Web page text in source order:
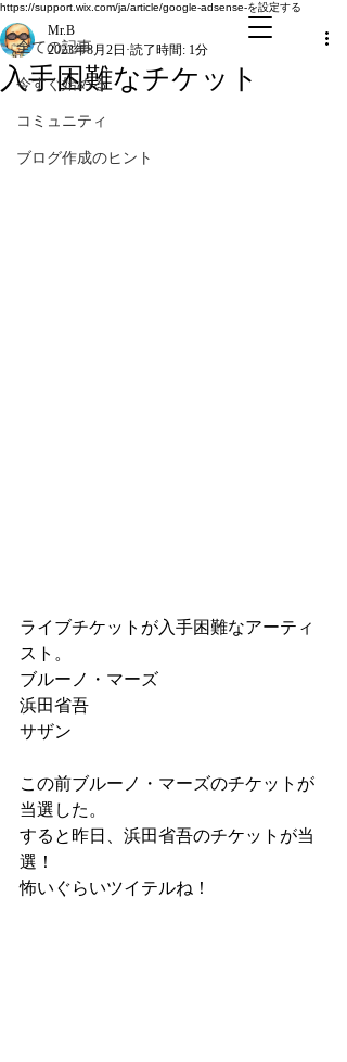
https://support.wix.com/ja/article/google-adsense-を設定する
全ての記事
今すぐ始める
コミュニティ
ブログ作成のヒント
入手困難なチケット
Mr.B
2023年8月2日 読了時間: 1分
ライブチケットが入手困難なアーティ
スト。
ブルーノ・マーズ
浜田省吾
サザン
この前ブルーノ・マーズのチケットが
当選した。
すると昨日、浜田省吾のチケットが当
選！
怖いぐらいツイテルね！